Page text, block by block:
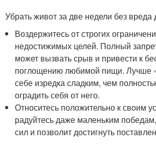
Убрать живот за две недели без вреда
Воздержитесь от строгих
недостижимых целей. Полный
может вызвать срыв и привести к
поглощению любимой пищи. Лучше
себе изредка сладким, чем
оградить себя от него.
Относитесь положительно к своим
радуйтесь даже маленьким
сил и позволит достигнуть